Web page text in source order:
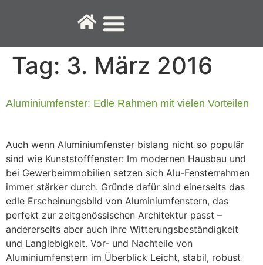
Tag: 3. März 2016
Aluminiumfenster: Edle Rahmen mit vielen Vorteilen
Auch wenn Aluminiumfenster bislang nicht so populär
sind wie Kunststofffenster: Im modernen Hausbau und
bei Gewerbeimmobilien setzen sich Alu-Fensterrahmen
immer stärker durch. Gründe dafür sind einerseits das
edle Erscheinungsbild von Aluminiumfenstern, das
perfekt zur zeitgenössischen Architektur passt –
andererseits aber auch ihre Witterungsbeständigkeit
und Langlebigkeit. Vor- und Nachteile von
Aluminiumfenstern im Überblick Leicht, stabil, robust